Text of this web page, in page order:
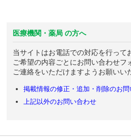
医療機関・薬局 の方へ
当サイトはお電話での対応を行って
ご希望の内容ごとにお問い合わせ
ご連絡をいただけますようお願いい
掲載情報の修正・追加・削除のお
上記以外のお問い合わせ